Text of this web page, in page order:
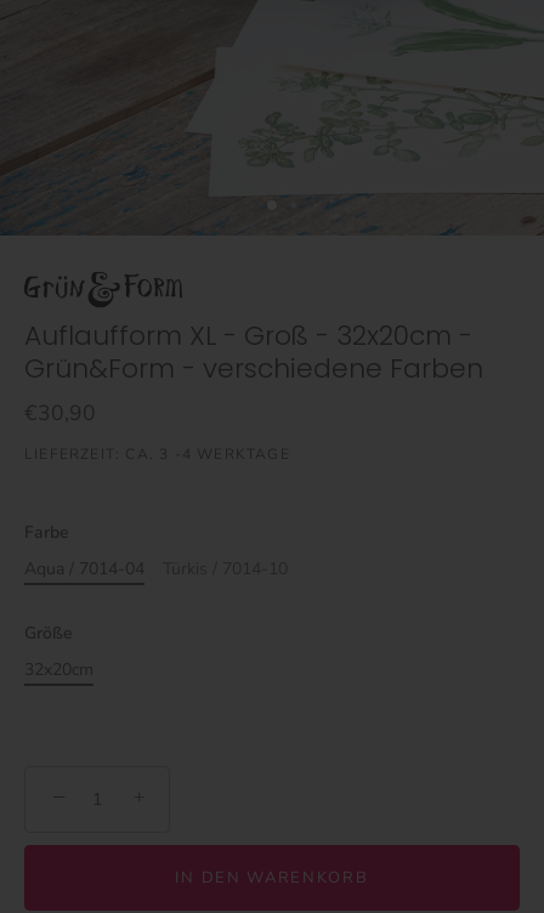
Auflaufform XL - Groß - 32x20cm -
Grün&Form - verschiedene Farben
€30,90
LIEFERZEIT: CA. 3 -4 WERKTAGE
Farbe
Aqua / 7014-04
Größe
32x20cm
−
IN DEN WARENKORB